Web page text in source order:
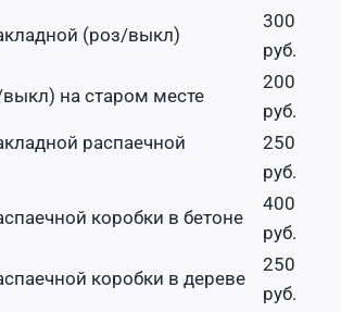
(роз/выкл)
300
руб.
на старом месте
200
руб.
распаечной
250
руб.
коробки в бетоне
400
руб.
коробки в дереве
250
руб.